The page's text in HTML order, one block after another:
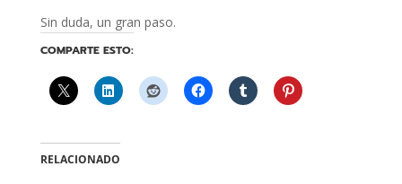
Sin duda, un gran paso.
COMPARTE ESTO:
RELACIONADO